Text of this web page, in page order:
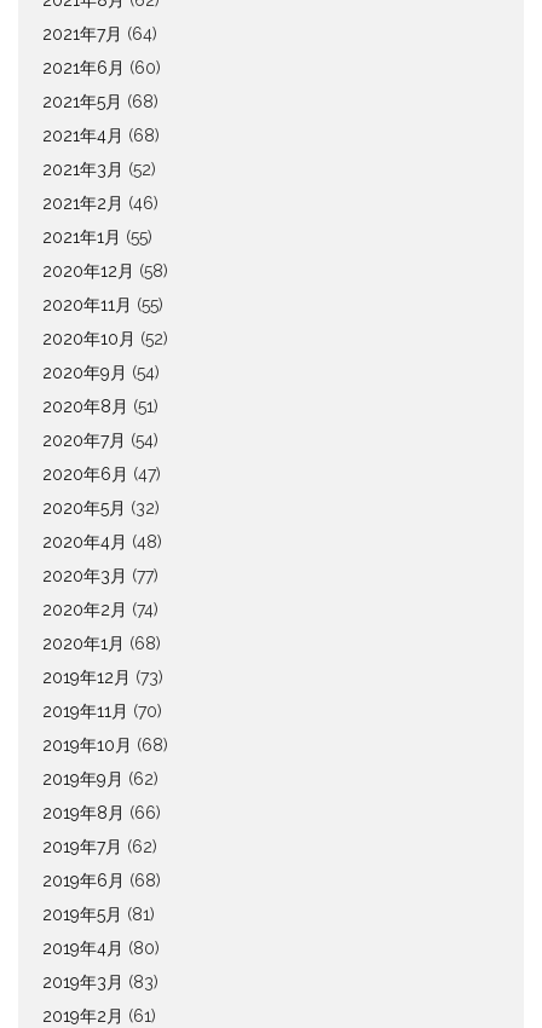
2021年7月 (64)
2021年6月 (60)
2021年5月 (68)
2021年4月 (68)
2021年3月 (52)
2021年2月 (46)
2021年1月 (55)
2020年12月 (58)
2020年11月 (55)
2020年10月 (52)
2020年9月 (54)
2020年8月 (51)
2020年7月 (54)
2020年6月 (47)
2020年5月 (32)
2020年4月 (48)
2020年3月 (77)
2020年2月 (74)
2020年1月 (68)
2019年12月 (73)
2019年11月 (70)
2019年10月 (68)
2019年9月 (62)
2019年8月 (66)
2019年7月 (62)
2019年6月 (68)
2019年5月 (81)
2019年4月 (80)
2019年3月 (83)
2019年2月 (61)